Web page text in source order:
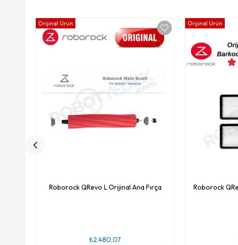
Roborock QRevo L Orijinal Ana Fırça
₺2.480,07
Orijinal Ürün
Roborock
Orijinal Ürün